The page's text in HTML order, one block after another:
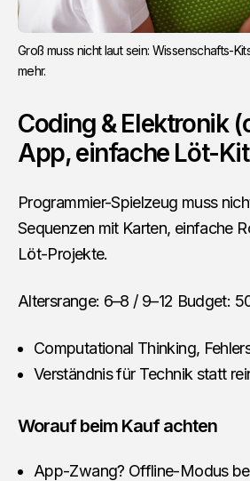
Groß muss nicht laut sein: Wissenschafts-
mehr.
Coding & Elektronik
App, einfache Löt-
Programmier-Spielzeug muss
Sequenzen mit Karten, einfache
Löt-Projekte.
Altersrange: 6–8 / 9–12 Budget:
Computational Thinking,
Verständnis für Technik statt
Worauf beim Kauf achten
App-Zwang? Offline-Modus